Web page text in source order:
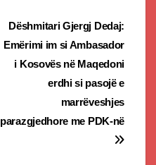
Dëshmitari Gjergj Dedaj:
Emërimi im si Ambasador
i Kosovës në Maqedoni
erdhi si pasojë e
marrëveshjes
parazgjedhore me PDK-në